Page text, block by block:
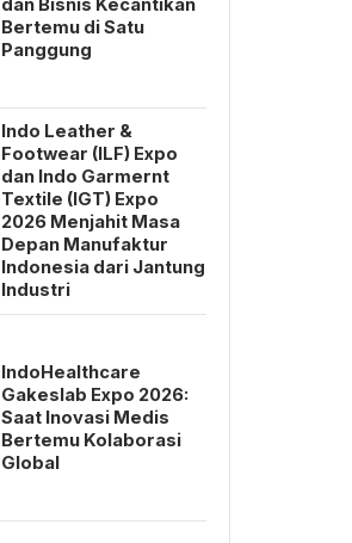
Bertemu di Satu
Panggung
Indo Leather &
Footwear (ILF) Expo
dan Indo Garmernt
Textile (IGT) Expo
2026 Menjahit Masa
Depan Manufaktur
Indonesia dari Jantung
Industri
IndoHealthcare
Gakeslab Expo 2026:
Saat Inovasi Medis
Bertemu Kolaborasi
Global